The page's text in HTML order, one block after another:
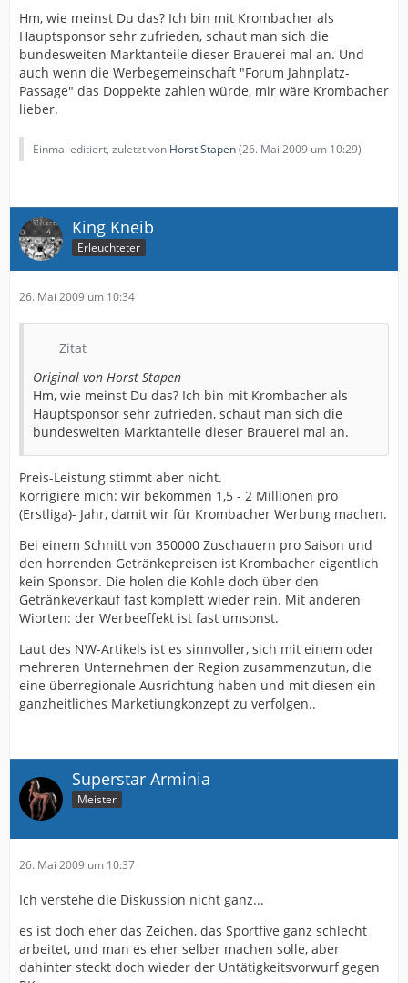
Hm, wie meinst Du das? Ich bin mit Krombacher als
Hauptsponsor sehr zufrieden, schaut man sich die
bundesweiten Marktanteile dieser Brauerei mal an. Und
auch wenn die Werbegemeinschaft "Forum Jahnplatz-
Passage" das Doppekte zahlen würde, mir wäre Krombacher
lieber.
Einmal editiert, zuletzt von Horst Stapen(26. Mai 2009 um 10:29)
King Kneib
Erleuchteter
26. Mai 2009 um 10:34
Zitat
Original von Horst Stapen
Hm, wie meinst Du das? Ich bin mit Krombacher als
Hauptsponsor sehr zufrieden, schaut man sich die
bundesweiten Marktanteile dieser Brauerei mal an.
Preis-Leistung stimmt aber nicht.
Korrigiere mich: wir bekommen 1,5 - 2 Millionen pro
(Erstliga)- Jahr, damit wir für Krombacher Werbung machen.
Bei einem Schnitt von 350000 Zuschauern pro Saison und
den horrenden Getränkepreisen ist Krombacher eigentlich
kein Sponsor. Die holen die Kohle doch über den
Getränkeverkauf fast komplett wieder rein. Mit anderen
Wiorten: der Werbeeffekt ist fast umsonst.
Laut des NW-Artikels ist es sinnvoller, sich mit einem oder
mehreren Unternehmen der Region zusammenzutun, die
eine überregionale Ausrichtung haben und mit diesen ein
ganzheitliches Marketiungkonzept zu verfolgen..
Superstar Arminia
Meister
26. Mai 2009 um 10:37
Ich verstehe die Diskussion nicht ganz...
es ist doch eher das Zeichen, das Sportfive ganz schlecht
arbeitet, und man es eher selber machen solle, aber
dahinter steckt doch wieder der Untätigkeitsvorwurf gegen